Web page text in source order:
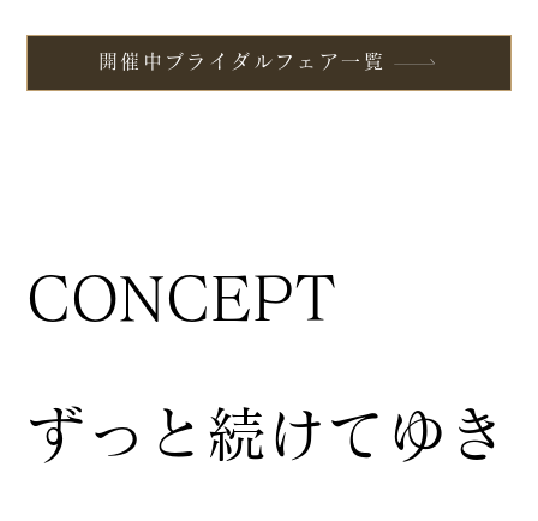
開催中ブライダルフェア一覧
CONCEPT
ずっと続けてゆき